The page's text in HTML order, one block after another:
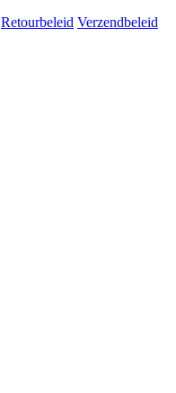
Retourbeleid Verzendbeleid